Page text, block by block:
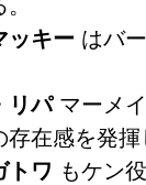
ッキー はバ
リパマーメ
存在感を発揮
トワ もケン